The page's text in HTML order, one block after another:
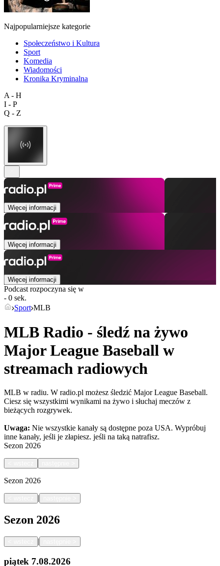
Najpopularniejsze kategorie
Społeczeństwo i Kultura
Sport
Komedia
Wiadomości
Kronika Kryminalna
A - H
I - P
Q - Z
Więcej informacji
Więcej informacji
Więcej informacji
Podcast rozpoczyna się w
- 0 sek.
Sport MLB
MLB Radio - śledź na żywo
Major League Baseball w
streamach radiowych
MLB w radiu. W radio.pl możesz śledzić Major League Baseball.
Ciesz się wszystkimi wynikami na żywo i słuchaj meczów z
bieżących rozgrywek.
Uwaga: Nie wszystkie kanały są dostępne poza USA. Wypróbuj
inne kanały, jeśli je złapiesz. jeśli na taką natrafisz.
Sezon 2026
Sezon 2026
|
Sezon 2026
|
piątek 7.08.2026